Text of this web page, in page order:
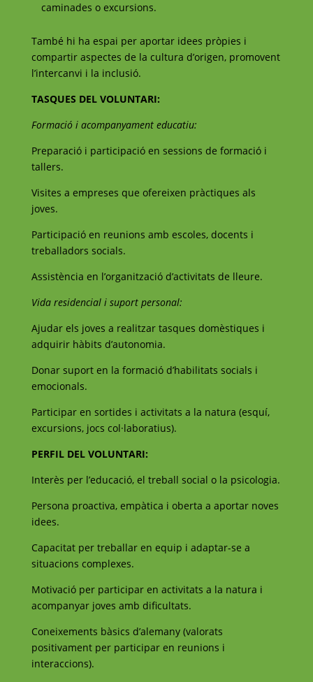
caminades o excursions.
També hi ha espai per aportar idees pròpies i
compartir aspectes de la cultura d’origen, promovent
l’intercanvi i la inclusió.
TASQUES DEL VOLUNTARI:
Formació i acompanyament educatiu:
Preparació i participació en sessions de formació i
tallers.
Visites a empreses que ofereixen pràctiques als
joves.
Participació en reunions amb escoles, docents i
treballadors socials.
Assistència en l’organització d’activitats de lleure.
Vida residencial i suport personal:
Ajudar els joves a realitzar tasques domèstiques i
adquirir hàbits d’autonomia.
Donar suport en la formació d’habilitats socials i
emocionals.
Participar en sortides i activitats a la natura (esquí,
excursions, jocs col·laboratius).
PERFIL DEL VOLUNTARI:
Interès per l’educació, el treball social o la psicologia.
Persona proactiva, empàtica i oberta a aportar noves
idees.
Capacitat per treballar en equip i adaptar-se a
situacions complexes.
Motivació per participar en activitats a la natura i
acompanyar joves amb dificultats.
Coneixements bàsics d’alemany (valorats
positivament per participar en reunions i
interaccions).